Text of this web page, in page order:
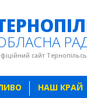
сайт
НАШ КРАЙ